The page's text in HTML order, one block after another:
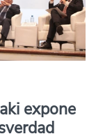
expone